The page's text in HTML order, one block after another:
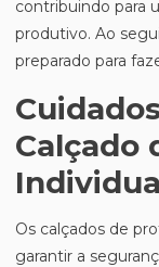
contribuindo para
produtivo. Ao
preparado para
Calçado
Os calçados de
garantir a